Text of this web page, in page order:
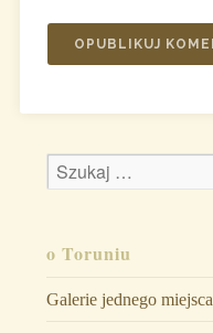
o Toruniu
Galerie jednego miejsca